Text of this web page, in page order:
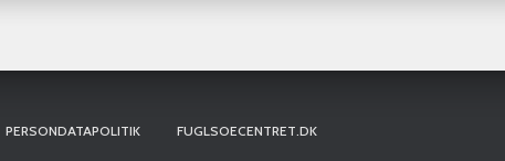
PERSONDATAPOLITIK FUGLSOECENTRET.DK